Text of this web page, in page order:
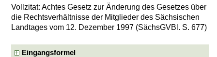
Vollzitat: Achtes Gesetz zur Änderung des Gesetzes über
die Rechtsverhältnisse der Mitglieder des Sächsischen
Landtages vom 12. Dezember 1997 (SächsGVBl. S. 677)
Eingangsformel